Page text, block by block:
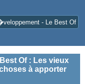
- Le Best Of
Of: Les vieux
à apporter